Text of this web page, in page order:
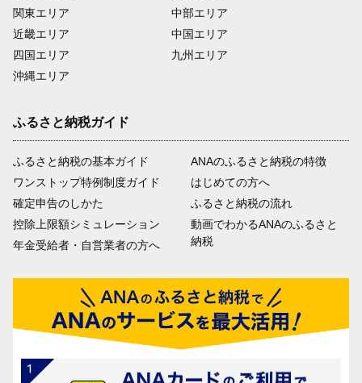
関東エリア
近畿エリア
四国エリア
沖縄エリア
中部エリア
中国エリア
九州エリア
ふるさと納税ガイド
ふるさと納税の基本ガイド
ワンストップ特例制度ガイド
確定申告のしかた
控除上限額シミュレーション
年金受給者・自営業者の方へ
ANAのふるさと納税の特徴
はじめての方へ
ふるさと納税の流れ
動画でわかるANAのふるさと
納税